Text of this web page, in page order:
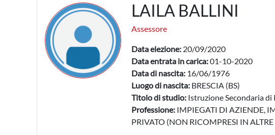
LAILA BALLINI
Assessore
Data elezione: 20/09/2020
Data entrata in carica:01-10-2020
Data di nascita: 16/06/1976
Luogo di nascita: BRESCIA (BS)
Titolo di studio: Istruzione Secondaria di
Professione: IMPIEGATI DI AZIENDE,
PRIVATO (NON RICOMPRESI IN